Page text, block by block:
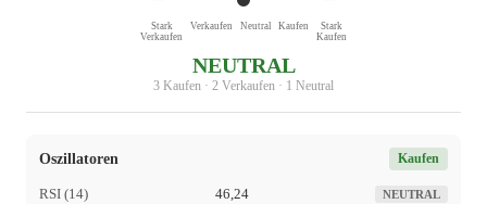
Stark
Verkaufen
Verkaufen Neutral Kaufen
Stark
Kaufen
NEUTRAL
3 Kaufen · 2 Verkaufen · 1 Neutral
Oszillatoren Kaufen
RSI (14) 46,24 NEUTRAL